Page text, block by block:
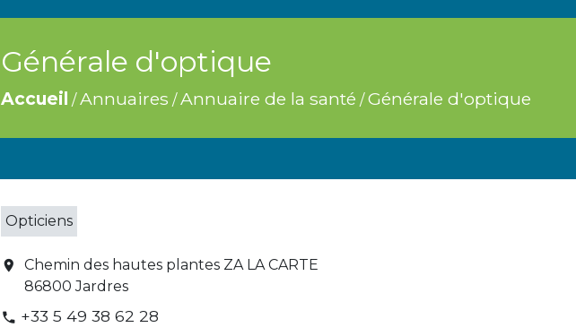
Générale d'optique
Accueil /Annuaires /Annuaire de la santé /Générale d'optique
Opticiens
location_on
Chemin des hautes plantes ZA LA CARTE
86800 Jardres
phone +33 5 49 38 62 28